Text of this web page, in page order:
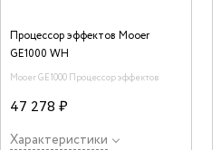
Процессор эффектов Mooer
GE1000 WH
Mooer GE1000 Процессор эффектов
47 278 ₽
Характеристики